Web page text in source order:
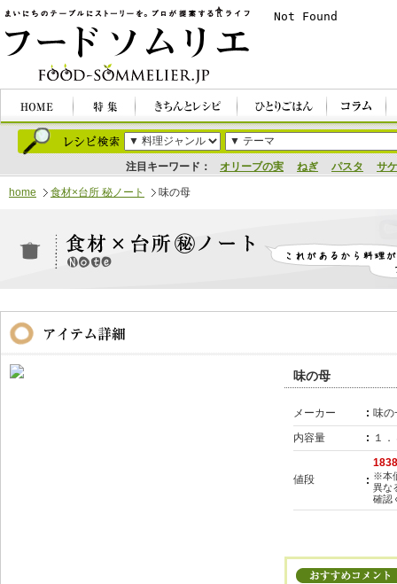
注目キーワード： オリーブの実 ねぎ パスタ サケ
home 食材×台所 秘ノート 味の母
味の母
メーカー
味の
内容量
１
値段
1838
※本
異な
確認